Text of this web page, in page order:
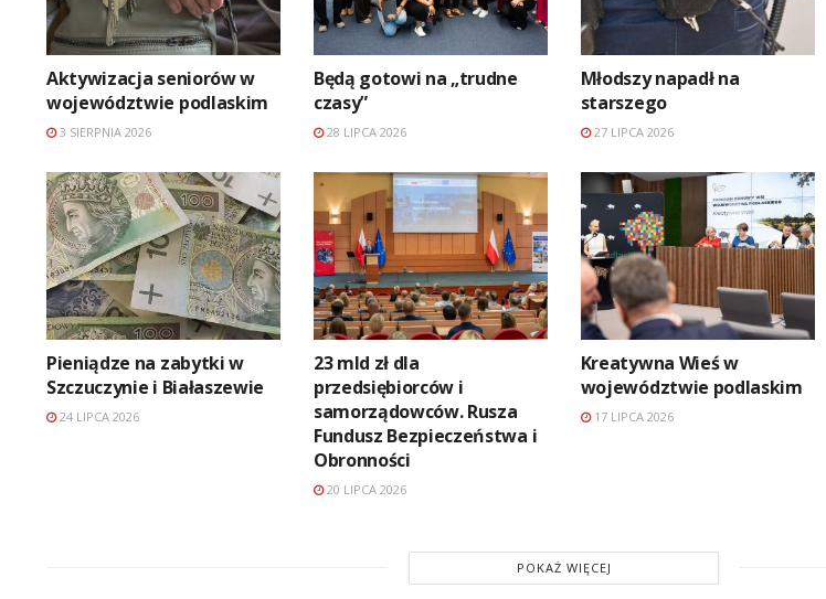
Aktywizacja seniorów w
województwie podlaskim
3 SIERPNIA 2026
Będą gotowi na „trudne
czasy”
28 LIPCA 2026
Młodszy napadł na
starszego
27 LIPCA 2026
Pieniądze na zabytki w
Szczuczynie i Białaszewie
24 LIPCA 2026
23 mld zł dla
przedsiębiorców i
samorządowców. Rusza
Fundusz Bezpieczeństwa i
Obronności
20 LIPCA 2026
Kreatywna Wieś w
województwie podlaskim
17 LIPCA 2026
POKAŻ WIĘCEJ